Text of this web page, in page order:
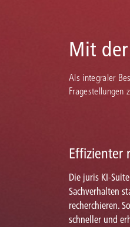
Mit
Als integraler
Fragestellungen
Effizienter
Die juris KI-
Sachverhalten
recherchieren.
schneller und